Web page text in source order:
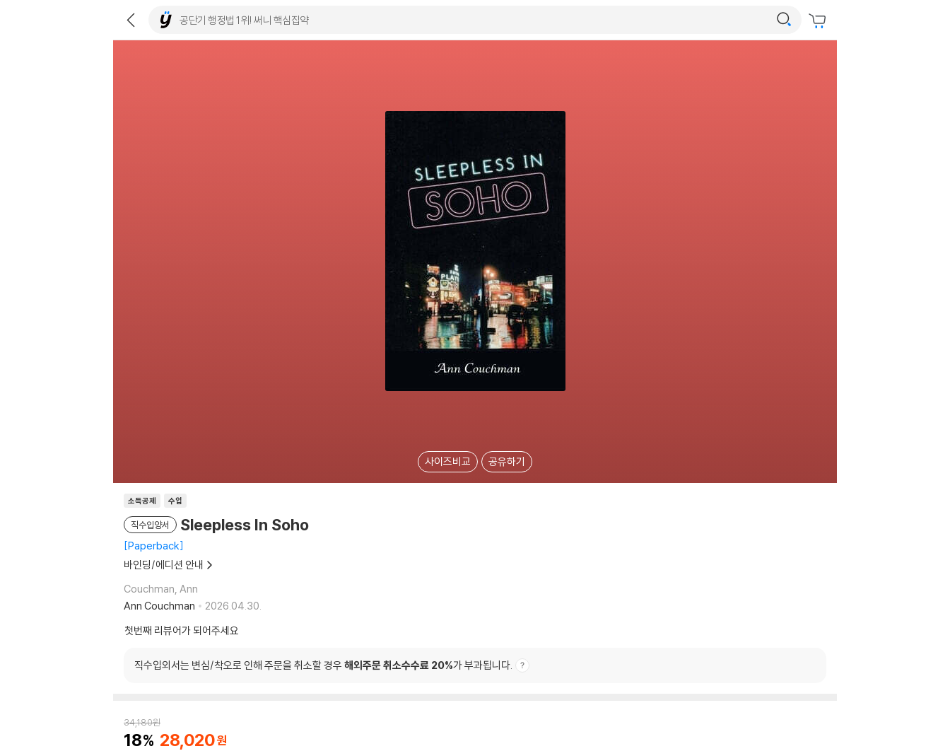
사이즈비교 공유하기
소득공제 수입
직수입양서 Sleepless In Soho
Paperback
바인딩/에디션 안내
Couchman, Ann
Ann Couchman
2026.04.30.
첫번째 리뷰어가 되어주세요
직수입외서는 변심/착오로 인해 주문을 취소할 경우 해외주문 취소수수료 20%가 부과됩니다.
34,180원
18 28,020